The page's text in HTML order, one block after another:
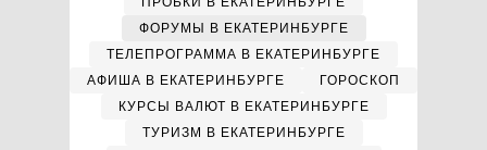
ФОРУМЫ В ЕКАТЕРИНБУРГЕ
ТЕЛЕПРОГРАММА В ЕКАТЕРИНБУРГЕ
АФИША В ЕКАТЕРИНБУРГЕ
ГОРОСКОП
КУРСЫ ВАЛЮТ В ЕКАТЕРИНБУРГЕ
ТУРИЗМ В ЕКАТЕРИНБУРГЕ